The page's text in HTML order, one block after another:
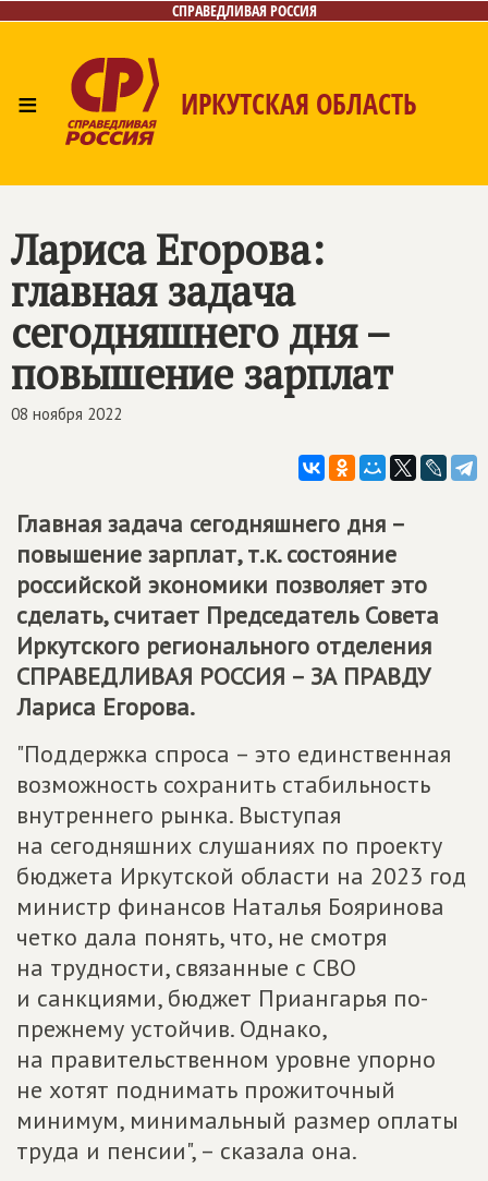
СПРАВЕДЛИВАЯ РОССИЯ
≡ ИРКУТСКАЯ ОБЛАСТЬ
Интернет-приёмная
Лариса Егорова:
главная задача
сегодняшнего дня –
повышение зарплат
08 ноября 2022
Главная задача сегодняшнего дня –
повышение зарплат, т.к. состояние
российской экономики позволяет это
сделать, считает Председатель Совета
Иркутского регионального отделения
СПРАВЕДЛИВАЯ РОССИЯ – ЗА ПРАВДУ
Лариса Егорова.
"Поддержка спроса – это единственная
возможность сохранить стабильность
внутреннего рынка. Выступая
на сегодняшних слушаниях по проекту
бюджета Иркутской области на 2023 год
министр финансов Наталья Бояринова
четко дала понять, что, не смотря
на трудности, связанные с СВО
и санкциями, бюджет Приангарья по-
прежнему устойчив. Однако,
на правительственном уровне упорно
не хотят поднимать прожиточный
минимум, минимальный размер оплаты
труда и пенсии", – сказала она.